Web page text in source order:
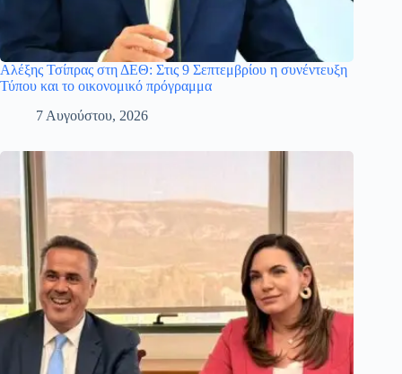
Αλέξης Τσίπρας στη ΔΕΘ: Στις 9 Σεπτεμβρίου η συνέντευξη
Τύπου και το οικονομικό πρόγραμμα
7 Αυγούστου, 2026